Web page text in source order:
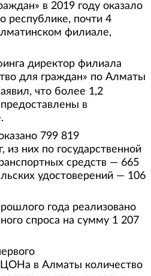
в 2019 году оказало
республике, почти 4
филиале,
директор филиала
для граждан» по Алматы
что более 1,2
в
799 819
из них по государственной
средств — 665
удостоверений — 106
года реализовано
спроса на сумму 1 207
ЦОНа в Алматы количество